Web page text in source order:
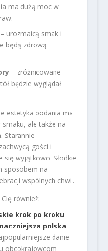
ma dużą moc w
– urozmaicą smak i
będą zdrową
– zróżnicowane
będzie wyglądał
estetyka podania ma
ale także na
Starannie
gości i
się wyjątkowo. Słodkie
sposobem na
wspólnych chwil.
również:
krok po kroku
polska
danie
obcokrajowcom